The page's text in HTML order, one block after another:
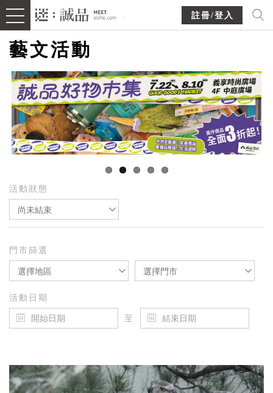
註冊/登入
藝文活動
活動狀態
尚未結束
門市篩選
選擇地區 選擇門市
活動日期
至